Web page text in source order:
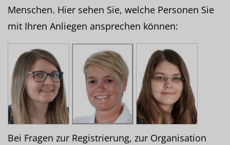
Menschen. Hier sehen Sie, welche Personen Sie
mit Ihren Anliegen ansprechen können:
Bei Fragen zur Registrierung, zur Organisation